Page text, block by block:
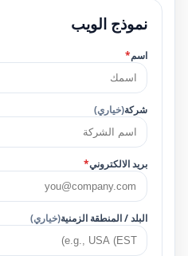
نموذج الويب
اسم*
شركة(خياري)
بريد الالكتروني*
البلد / المنطقة الزمنية(خياري)